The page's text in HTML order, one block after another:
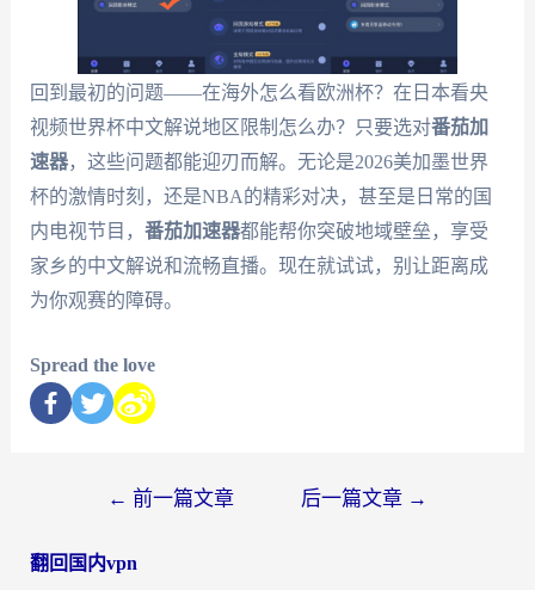
回到最初的问题——在海外怎么看欧洲杯？在日本看央
视频世界杯中文解说地区限制怎么办？只要选对番茄加
速器，这些问题都能迎刃而解。无论是2026美加墨世界
杯的激情时刻，还是NBA的精彩对决，甚至是日常的国
内电视节目， 番茄加速器都能帮你突破地域壁垒，享受
家乡的中文解说和流畅直播。现在就试试，别让距离成
为你观赛的障碍。
Spread the love
← 前一篇文章 后一篇文章 →
翻回国内vpn